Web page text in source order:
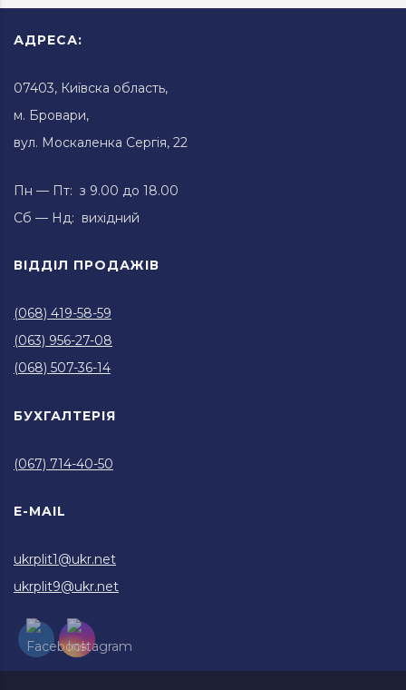
АДРЕСА:
07403, Київска область,
м. Бровари,
вул. Москаленка Сергія, 22
Пн — Пт: з 9.00 до 18.00
Сб — Нд: вихідний
ВІДДІЛ ПРОДАЖІВ
(068) 419-58-59
(063) 956-27-08
(068) 507-36-14
БУХГАЛТЕРІЯ
(067) 714-40-50
E-MAIL
ukrplit1@ukr.net
ukrplit9@ukr.net